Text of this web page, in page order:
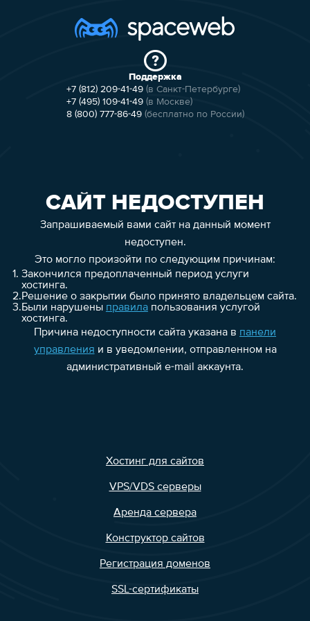
Поддержка
+7 (812) 209-41-49 (в Санкт-Петербурге)
+7 (495) 109-41-49 (в Москве)
8 (800) 777-86-49 (бесплатно по России)
САЙТ НЕДОСТУПЕН
Запрашиваемый вами сайт на данный момент
недоступен.
Это могло произойти по следующим причинам:
1. Закончился предоплаченный период услуги
хостинга.
2.Решение о закрытии было принято владельцем сайта.
3.Были нарушены правилапользования услугой
хостинга.
Причина недоступности сайта указана в панели
управления и в уведомлении, отправленном на
административный e-mail аккаунта.
Хостинг для сайтов
VPS/VDS серверы
Аренда сервера
Конструктор сайтов
Регистрация доменов
SSL-сертификаты